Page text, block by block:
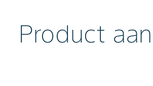
Product